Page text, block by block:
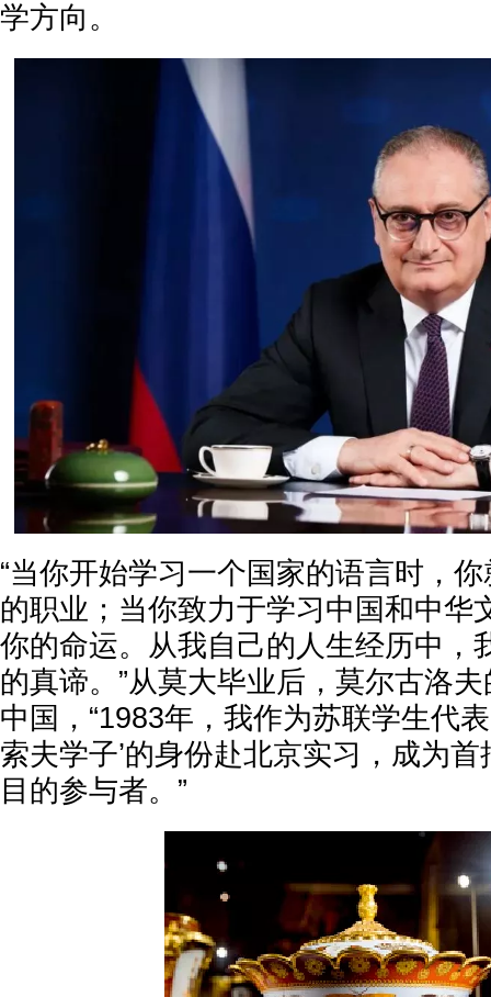
学方向。
“当你开始学习一个国家的语言时，
的职业；当你致力于学习中国和中华
你的命运。从我自己的人生经历中，
的真谛。”从莫大毕业后，莫尔古洛
中国，“1983年，我作为苏联学生代
索夫学子’的身份赴北京实习，成为
目的参与者。”